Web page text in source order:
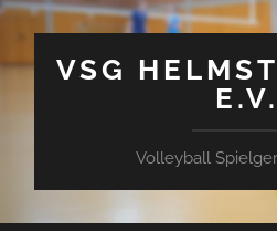
VSG
E.V.
Volleyball